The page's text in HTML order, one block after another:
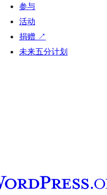
参与
活动
捐赠 ↗
未来五分计划